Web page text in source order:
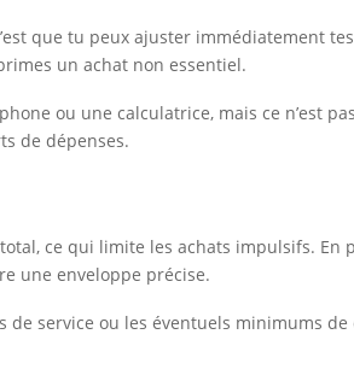
que tu peux ajuster immédiatement
un achat non essentiel.
ou une calculatrice, mais ce n’est
de dépenses.
ce qui limite les achats impulsifs. En
une enveloppe précise.
service ou les éventuels minimums de